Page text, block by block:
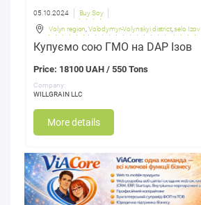
05.10.2024 Buy Soy
Volyn region,Volodymyr-Volynskyi district,selo Izov
​Купуємо сою ГМО на DAP Ізов
Price: 18100 UAH / 550 Tons
Company:
WILLGRAIN LLC
More details